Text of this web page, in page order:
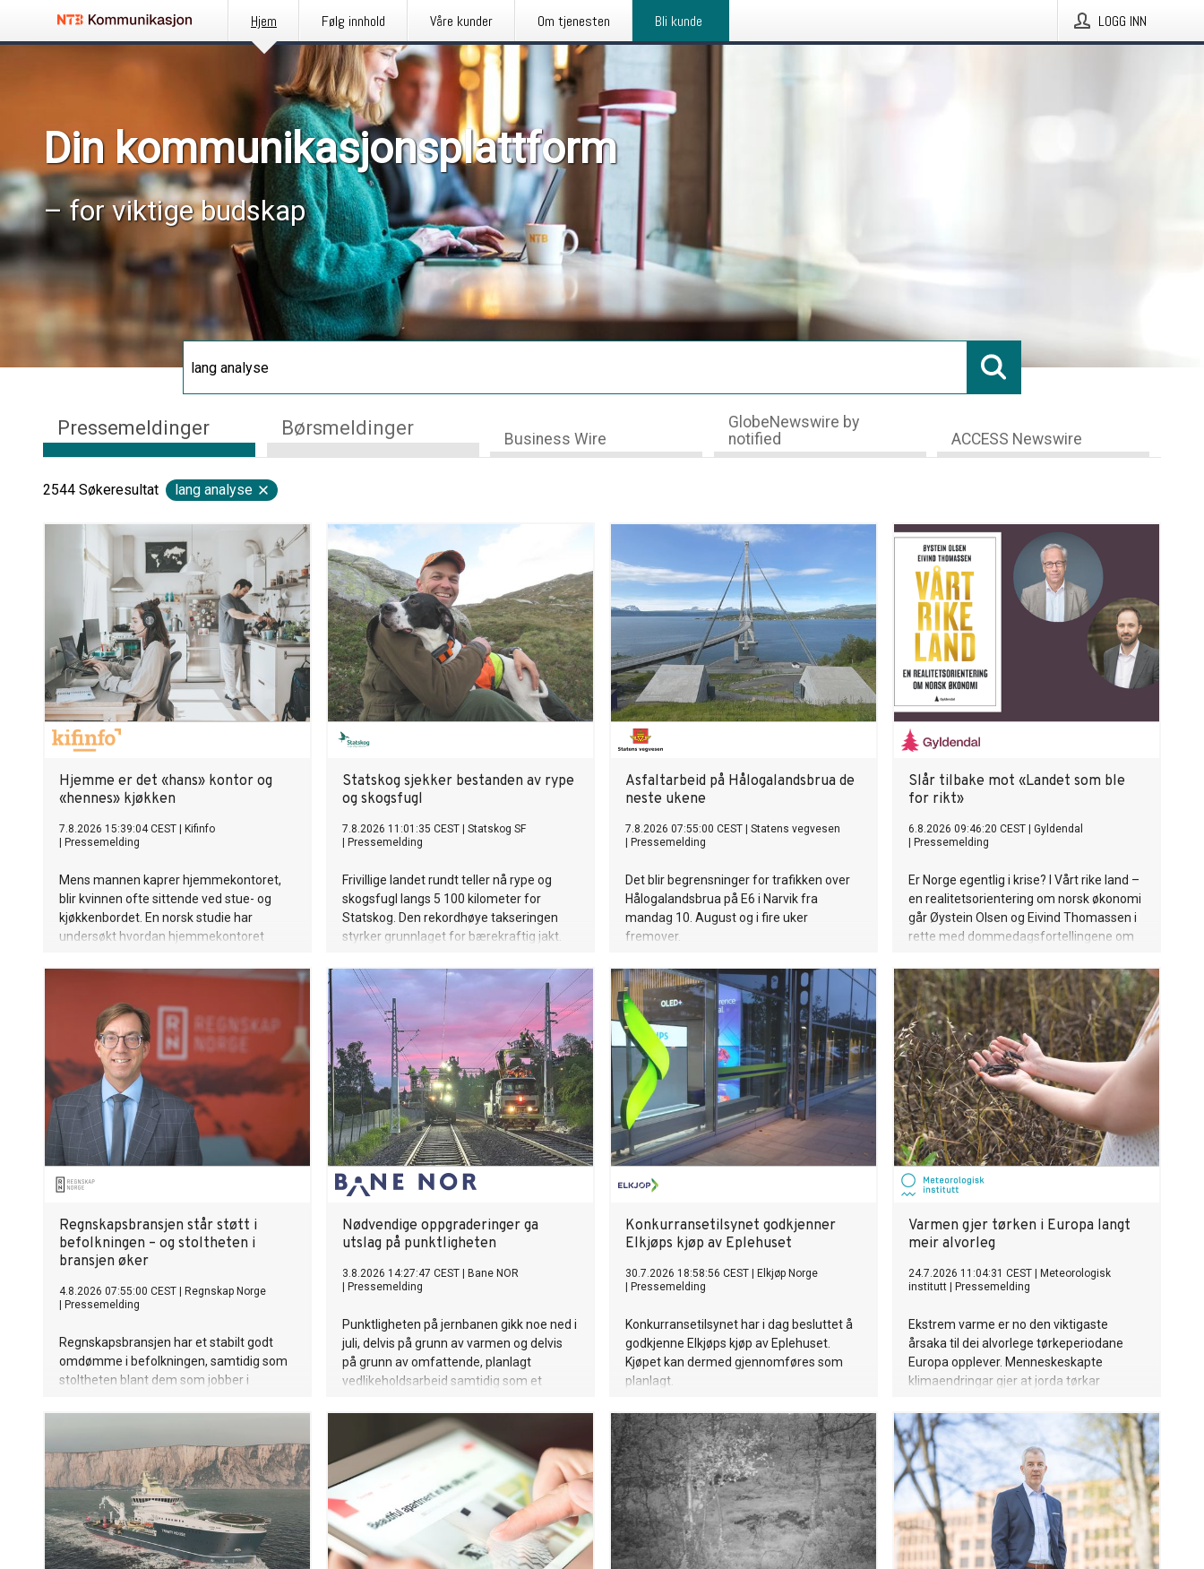
Hjem Følg innhold Våre kunder Om tjenesten Bli kunde LOGG INN
Din kommunikasjonsplattform
– for viktige budskap
Pressemeldinger Børsmeldinger Business Wire
GlobeNewswire by
notified
ACCESS Newswire
2544 Søkeresultat lang analyse
Hjemme er det «hans» kontor og
«hennes» kjøkken
7.8.2026 15:39:04 CEST
Kifinfo
Pressemelding
Mens mannen kaprer hjemmekontoret,
blir kvinnen ofte sittende ved stue- og
kjøkkenbordet. En norsk studie har
undersøkt hvordan hjemmekontoret
mannlige forskere.
Statskog sjekker bestanden av rype
og skogsfugl
7.8.2026 11:01:35 CEST
Statskog SF
Pressemelding
Frivillige landet rundt teller nå rype og
skogsfugl langs 5 100 kilometer for
Statskog. Den rekordhøye takseringen
styrker grunnlaget for bærekraftig jakt.
Asfaltarbeid på Hålogalandsbrua de
neste ukene
7.8.2026 07:55:00 CEST
Statens vegvesen
Pressemelding
Det blir begrensninger for trafikken over
Hålogalandsbrua på E6 i Narvik fra
mandag 10. August og i fire uker
fremover.
Slår tilbake mot «Landet som ble
for rikt»
6.8.2026 09:46:20 CEST
Gyldendal
Pressemelding
Er Norge egentlig i krise? I Vårt rike land –
en realitetsorientering om norsk økonomi
går Øystein Olsen og Eivind Thomassen i
rette med dommedagsfortellingene om
Holtes Landet som ble for rikt og andre
analyser som har preget den økonomiske
debatten de siste årene. Lansering:
Torsdag 6. august
Regnskapsbransjen står støtt i
befolkningen – og stoltheten i
bransjen øker
4.8.2026 07:55:00 CEST
Regnskap Norge
Pressemelding
Regnskapsbransjen har et stabilt godt
omdømme i befolkningen, samtidig som
stoltheten blant dem som jobber i
undersøkelse gjennomført av Apeland på
Nødvendige oppgraderinger ga
utslag på punktligheten
3.8.2026 14:27:47 CEST
Bane NOR
Pressemelding
Punktligheten på jernbanen gikk noe ned i
juli, delvis på grunn av varmen og delvis
på grunn av omfattende, planlagt
vedlikeholdsarbeid samtidig som et
Punktligheten ble totalt 83,1 prosent. Hittil
i år er punktligheten for hele landet 87,5
prosent.
Konkurransetilsynet godkjenner
Elkjøps kjøp av Eplehuset
30.7.2026 18:58:56 CEST
Elkjøp Norge
Pressemelding
Konkurransetilsynet har i dag besluttet å
godkjenne Elkjøps kjøp av Eplehuset.
Kjøpet kan dermed gjennomføres som
planlagt.
Varmen gjer tørken i Europa langt
meir alvorleg
24.7.2026 11:04:31 CEST
Meteorologisk
institutt
Pressemelding
Ekstrem varme er no den viktigaste
årsaka til dei alvorlege tørkeperiodane
Europa opplever. Menneskeskapte
klimaendringar gjer at jorda tørkar
ikkje har blitt vesentleg mindre, seier ny
studie.